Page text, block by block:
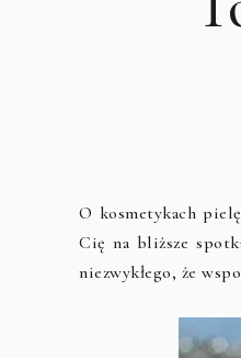
O kosmetykach
Cię na bliższe
niezwykłego, że